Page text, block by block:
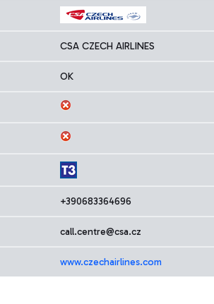
CSA CZECH AIRLINES
OK
+390683364696
call.centre@csa.cz
www.czechairlines.com